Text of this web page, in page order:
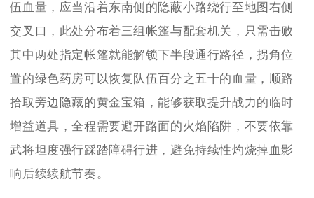
伍血量，应当沿着东南侧的隐蔽小路绕行至地图右侧
交叉口，此处分布着三组帐篷与配套机关，只需击败
其中两处指定帐篷就能解锁下半段通行路径，拐角位
置的绿色药房可以恢复队伍百分之五十的血量，顺路
拾取旁边隐藏的黄金宝箱，能够获取提升战力的临时
增益道具，全程需要避开路面的火焰陷阱，不要依靠
武将坦度强行踩踏障碍行进，避免持续性灼烧掉血影
响后续续航节奏。